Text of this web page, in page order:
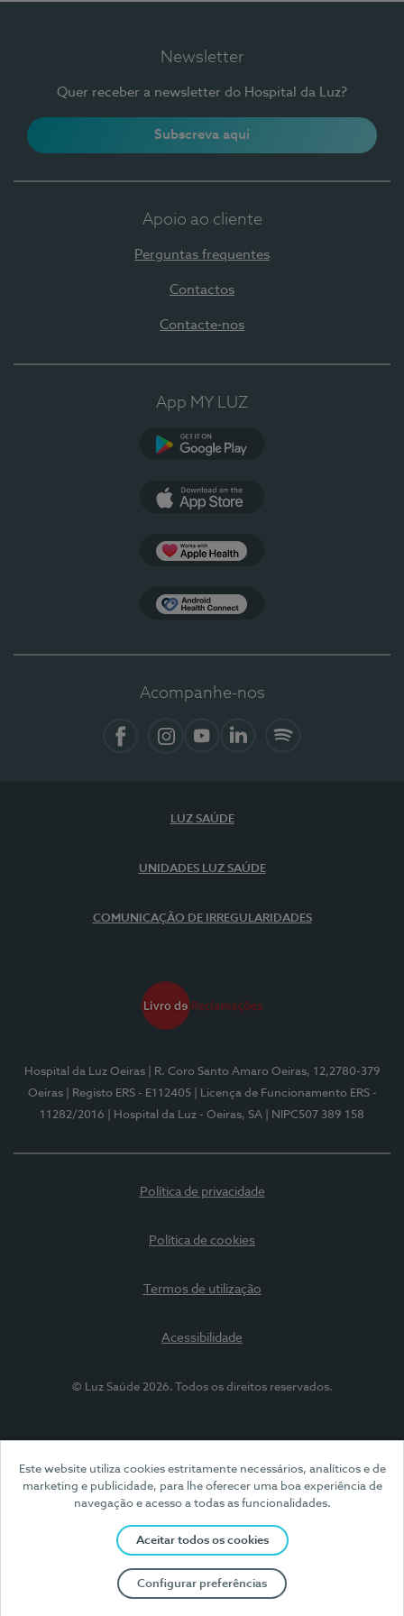
Este website utiliza cookies estritamente necessários, analíticos e de
marketing e publicidade, para lhe oferecer uma boa experiência de
navegação e acesso a todas as funcionalidades.
Aceitar todos os cookies
Configurar preferências
Newsletter
Quer receber a newsletter do Hospital da Luz?
Subscreva aqui
Apoio ao cliente
Perguntas frequentes
Contactos
Contacte-nos
App MY LUZ
Acompanhe-nos
LUZ SAÚDE
UNIDADES LUZ SAÚDE
COMUNICAÇÃO DE IRREGULARIDADES
Hospital da Luz Oeiras
| R. Coro Santo Amaro Oeiras, 12,2780-379
Oeiras
| Registo ERS - E112405
| Licença de Funcionamento ERS -
11282/2016
| Hospital da Luz - Oeiras, SA | NIPC507 389 158
Política de privacidade
Política de cookies
Termos de utilização
Acessibilidade
© Luz Saúde 2026. Todos os direitos reservados.